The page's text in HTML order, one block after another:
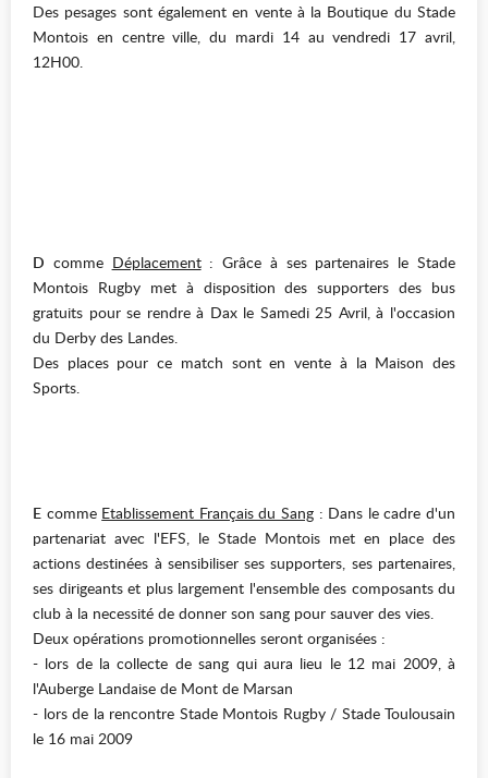
Des pesages sont également en vente à la Boutique du Stade
Montois en centre ville, du mardi 14 au vendredi 17 avril,
12H00.
D comme Déplacement: Grâce à ses partenaires le Stade
Montois Rugby met à disposition des supporters des bus
gratuits pour se rendre à Dax le Samedi 25 Avril, à l'occasion
du Derby des Landes.
Des places pour ce match sont en vente à la Maison des
Sports.
E comme Etablissement Français du Sang : Dans le cadre d'un
partenariat avec l'EFS, le Stade Montois met en place des
actions destinées à sensibiliser ses supporters, ses partenaires,
ses dirigeants et plus largement l'ensemble des composants du
club à la necessité de donner son sang pour sauver des vies.
Deux opérations promotionnelles seront organisées :
- lors de la collecte de sang qui aura lieu le 12 mai 2009, à
l'Auberge Landaise de Mont de Marsan
- lors de la rencontre Stade Montois Rugby / Stade Toulousain
le 16 mai 2009